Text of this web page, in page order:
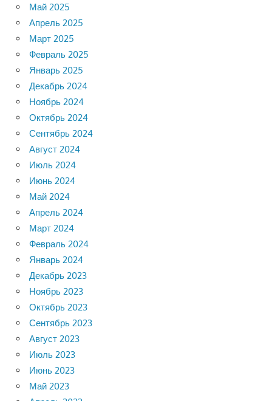
Май 2025
Апрель 2025
Март 2025
Февраль 2025
Январь 2025
Декабрь 2024
Ноябрь 2024
Октябрь 2024
Сентябрь 2024
Август 2024
Июль 2024
Июнь 2024
Май 2024
Апрель 2024
Март 2024
Февраль 2024
Январь 2024
Декабрь 2023
Ноябрь 2023
Октябрь 2023
Сентябрь 2023
Август 2023
Июль 2023
Июнь 2023
Май 2023